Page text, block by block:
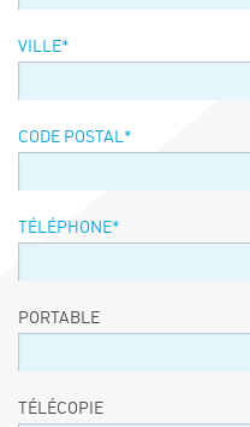
VILLE*
CODE POSTAL*
TÉLÉPHONE*
PORTABLE
TÉLÉCOPIE